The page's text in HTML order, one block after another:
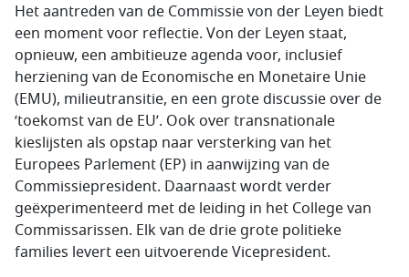
Het aantreden van de Commissie von der Leyen biedt
een moment voor reflectie. Von der Leyen staat,
opnieuw, een ambitieuze agenda voor, inclusief
herziening van de Economische en Monetaire Unie
(EMU), milieutransitie, en een grote discussie over de
‘toekomst van de EU’. Ook over transnationale
kieslijsten als opstap naar versterking van het
Europees Parlement (EP) in aanwijzing van de
Commissiepresident. Daarnaast wordt verder
geëxperimenteerd met de leiding in het College van
Commissarissen. Elk van de drie grote politieke
families levert een uitvoerende Vicepresident.